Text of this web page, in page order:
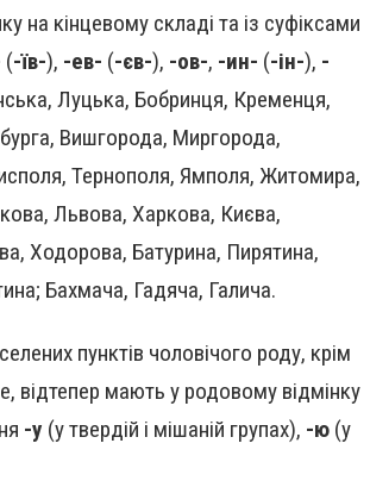
на кінцевому складі та із суфіксами
(-їв-), -ев- (-єв-), -ов-, -ин- (-ін-), -
Луцька, Бобринця, Кременця,
Вишгорода, Миргорода,
Тернополя, Ямполя, Житомира,
Львова, Харкова, Києва,
Ходорова, Батурина, Пирятина,
Бахмача, Гадяча, Галича.
пунктів чоловічого роду, крім
відтепер мають у родовому відмінку
-у (у твердій і мішаній групах), -ю (у